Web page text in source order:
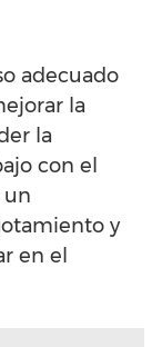
adecuado
la
la
con el
un
y
en el